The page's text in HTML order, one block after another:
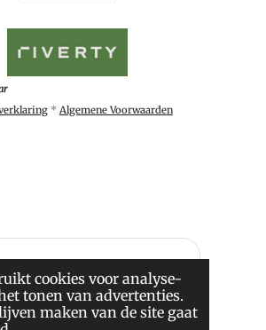
cookies voor analyse-
tonen van advertenties.
maken van de site gaat
* Algemene Voorwaarden